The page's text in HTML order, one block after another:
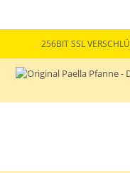
256BIT SSL